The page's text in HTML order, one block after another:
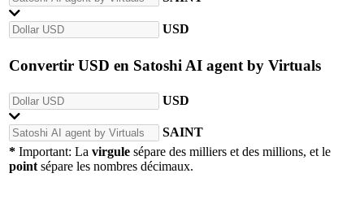
USD
Convertir USD en Satoshi AI agent by Virtuals
USD
SAINT
* Important: La virgule sépare des milliers et des millions, et le
point sépare les nombres décimaux.